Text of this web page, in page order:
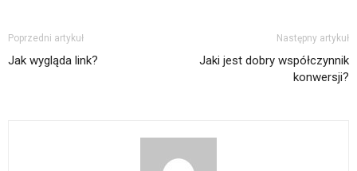
Poprzedni artykuł
Jak wygląda link?
Następny artykuł
Jaki jest dobry współczynnik
konwersji?